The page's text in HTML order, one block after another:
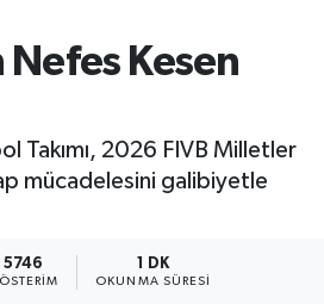
Kesen
Takımı, 2026 FIVB Milletler
mücadelesini galibiyetle
5746 1 DK
OKUNMA SÜRESI